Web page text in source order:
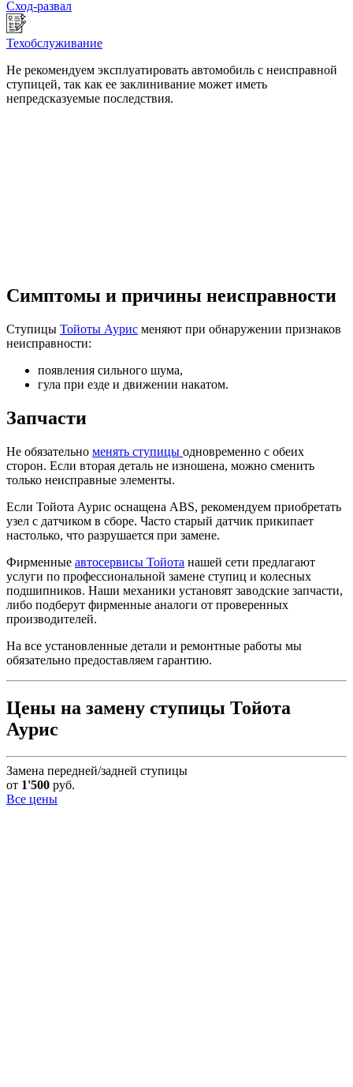
Сход-развал
Техобслуживание
Не рекомендуем эксплуатировать автомобиль с неисправной
ступицей, так как ее заклинивание может иметь
непредсказуемые последствия.
Симптомы и причины неисправности
Ступицы Тойоты Аурис меняют при обнаружении признаков
неисправности:
появления сильного шума,
гула при езде и движении накатом.
Запчасти
Не обязательно менять ступицы одновременно с обеих
сторон. Если вторая деталь не изношена, можно сменить
только неисправные элементы.
Если Тойота Аурис оснащена ABS, рекомендуем приобретать
узел с датчиком в сборе. Часто старый датчик прикипает
настолько, что разрушается при замене.
Фирменные автосервисы Тойота нашей сети предлагают
услуги по профессиональной замене ступиц и колесных
подшипников. Наши механики установят заводские запчасти,
либо подберут фирменные аналоги от проверенных
производителей.
На все установленные детали и ремонтные работы мы
обязательно предоставляем гарантию.
Цены на замену ступицы Тойота
Аурис
Замена передней/задней ступицы
от 1'500 руб.
Все цены